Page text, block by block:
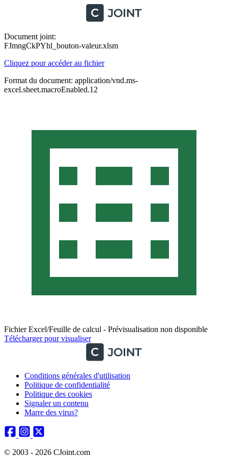
Document joint:
FJmngCkPYhl_bouton-valeur.xlsm
Cliquez pour accéder au fichier
Format du document: application/vnd.ms-
excel.sheet.macroEnabled.12
Fichier Excel/Feuille de calcul - Prévisualisation non disponible
Télécharger pour visualiser
Conditions générales d'utilisation
Politique de confidentialité
Politique des cookies
Signaler un contenu
Marre des virus?
© 2003 - 2026 CJoint.com